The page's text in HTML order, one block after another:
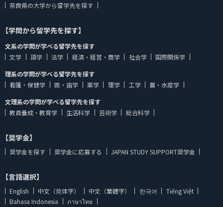
奈良県の大学から留学先を探す
【学問から留学先を探す】
文系の学問が学べる留学先を探す
文学
語学 法学 経済・経営・商学 社会学
国際関係学
理系の学問が学べる留学先を探す
看護・保健学
医・歯学 薬学 理学 工学
農・水産学
文理系の学問が学べる留学先を探す
教員養成・教育学
生活科学 芸術学 総合科学
【奨学金】
奨学金を探す 奨学金に応募する JAPAN STUDY SUPPORT奨学金
【言語選択】
English 中文（简体字） 中文（繁體字） 한국어
Tiếng Việt
Bahasa Indonesia
ภาษาไทย